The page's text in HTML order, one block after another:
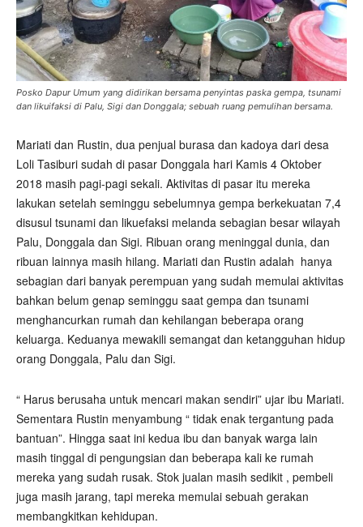
Posko Dapur Umum yang didirikan bersama penyintas paska gempa, tsunami
dan likuifaksi di Palu, Sigi dan Donggala; sebuah ruang pemulihan bersama.
Mariati dan Rustin, dua penjual burasa dan kadoya dari desa
Loli Tasiburi sudah di pasar Donggala hari Kamis 4 Oktober
2018 masih pagi-pagi sekali. Aktivitas di pasar itu mereka
lakukan setelah seminggu sebelumnya gempa berkekuatan 7,4
disusul tsunami dan likuefaksi melanda sebagian besar wilayah
Palu, Donggala dan Sigi. Ribuan orang meninggal dunia, dan
ribuan lainnya masih hilang. Mariati dan Rustin adalah hanya
sebagian dari banyak perempuan yang sudah memulai aktivitas
bahkan belum genap seminggu saat gempa dan tsunami
menghancurkan rumah dan kehilangan beberapa orang
keluarga. Keduanya mewakili semangat dan ketangguhan hidup
orang Donggala, Palu dan Sigi.
“ Harus berusaha untuk mencari makan sendiri” ujar ibu Mariati.
Sementara Rustin menyambung “ tidak enak tergantung pada
bantuan”. Hingga saat ini kedua ibu dan banyak warga lain
masih tinggal di pengungsian dan beberapa kali ke rumah
mereka yang sudah rusak. Stok jualan masih sedikit , pembeli
juga masih jarang, tapi mereka memulai sebuah gerakan
membangkitkan kehidupan.